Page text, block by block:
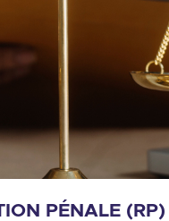
PÉNALE (RP)